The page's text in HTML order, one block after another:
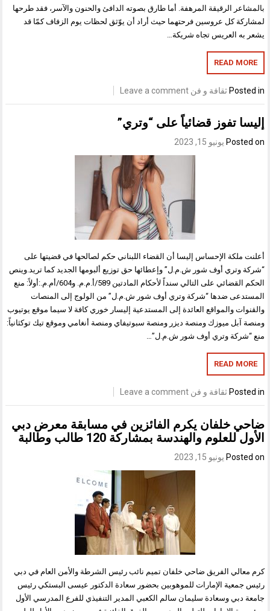
بالمشاعر الرقيقة المرهفة. أما طارق بصوته الدافئ والحنون والآسر، فقد طرحها
لمشاركة كل عروسين فرحتهما حيث أراد أن يوّثق لحظات يوم الزفاف كمّا قد
يشعر به العريس تجاه شريكة…
READ MORE
Posted in ثقافة و فن Leave a comment
إليسا تفوز قضائياً على “وتري”
Posted on يونيو 15, 2023
أعلنت ملكة الإحساس إليسا أن القضاء اللبناني حكم لصالحها في قضيتها على
“شركة وتري أوف شور ش.م.ل” وإعطائها حق توزيع ألبومها الجديد كما تريد.وينص
الحكم القضائي على التالي سنداً لأحكام المادتين 589/أ.م.م. و604/أم.م.:أولاً: منع
المستدعى ضدها “شركة وتري أوف شور ش.م.ل” من الولوج إلى المنصات
والقنوات والمواقع العائدة إلى المستدعية إليسار خوري كافة لا سيما موقع يوتيوب
ومنصة آبل ميوزك ومنصة ديزر ومنصة سبوتيفاي ومنصة أنغامي وموقع تيك توكثانياً:
منع “شركة وتري أوف شور ش.م.ل”…
READ MORE
Posted in ثقافة و فن Leave a comment
ضاحي خلفان يكرم الفائزين في مسابقة معرض دبي
الأول للعلوم والهندسة بمشاركة 120 طالب وطالبة
Posted on يونيو 15, 2023
كرم معالي الفريق ضاحي خلفان تميم نائب رئيس الشرطة والأمن العام في دبي
رئيس جمعية الإمارات للموهوبين بحضور سعادة الدكتور عيسى البستكي رئيس
جامعة دبي وسعادة سليمان سالم الكعبي المدير التنفيذي للفرع المدرسي الأول